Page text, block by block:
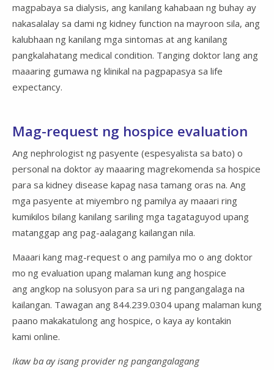
magpabaya sa dialysis, ang kanilang kahabaan ng buhay ay
nakasalalay sa dami ng kidney function na mayroon sila, ang
kalubhaan ng kanilang mga sintomas at ang kanilang
pangkalahatang medical condition. Tanging doktor lang ang
maaaring gumawa ng klinikal na pagpapasya sa life
expectancy.
Mag-request ng hospice evaluation
Ang nephrologist ng pasyente (espesyalista sa bato) o
personal na doktor ay maaaring magrekomenda sa hospice
para sa kidney disease kapag nasa tamang oras na. Ang
mga pasyente at miyembro ng pamilya ay maaari ring
kumikilos bilang kanilang sariling mga tagataguyod upang
matanggap ang pag-aalagang kailangan nila.
Maaari kang mag-request o ang pamilya mo o ang doktor
mo ng evaluation upang malaman kung ang hospice
ang angkop na solusyon para sa uri ng pangangalaga na
kailangan. Tawagan ang 844.239.0304 upang malaman kung
paano makakatulong ang hospice, o kaya ay kontakin
kami online.
Ikaw ba ay isang provider ng pangangalagang